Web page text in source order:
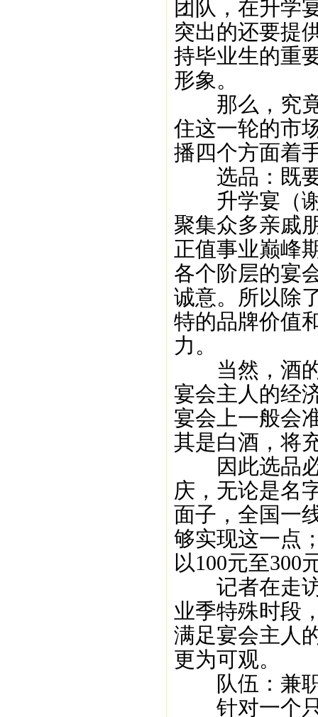
团队，在升学
突出的还要提
持毕业生的重
形象。
那么，究竟
住这一轮的市
播四个方面着
选品：既要
升学宴（谢
聚集众多亲戚
正值事业巅峰
各个阶层的宴
诚意。所以除
特的品牌价值
力。
当然，酒的
宴会主人的经
宴会上一般会
其是白酒，将
因此选品必
庆，无论是名
面子，全国一
够实现这一点
以100元至300
记者在走访
业季特殊时段
满足宴会主人
更为可观。
队伍：兼职
针对一个只